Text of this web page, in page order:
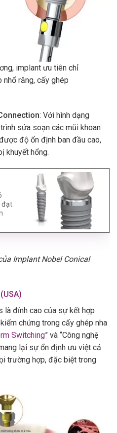
implant ưu tiên chỉ
nhổ răng, cấy ghép
: Với hình dạng
sửa soạn các mũi khoan
độ ổn định ban đầu cao,
khuyết hổng.
đạt
Implant Nobel Conical
là đỉnh cao của sự kết hợp
chứng trong cấy ghép nha
Switching” và “Công nghệ
lại sự ổn định ưu việt cả
trường hợp, đặc biệt trong